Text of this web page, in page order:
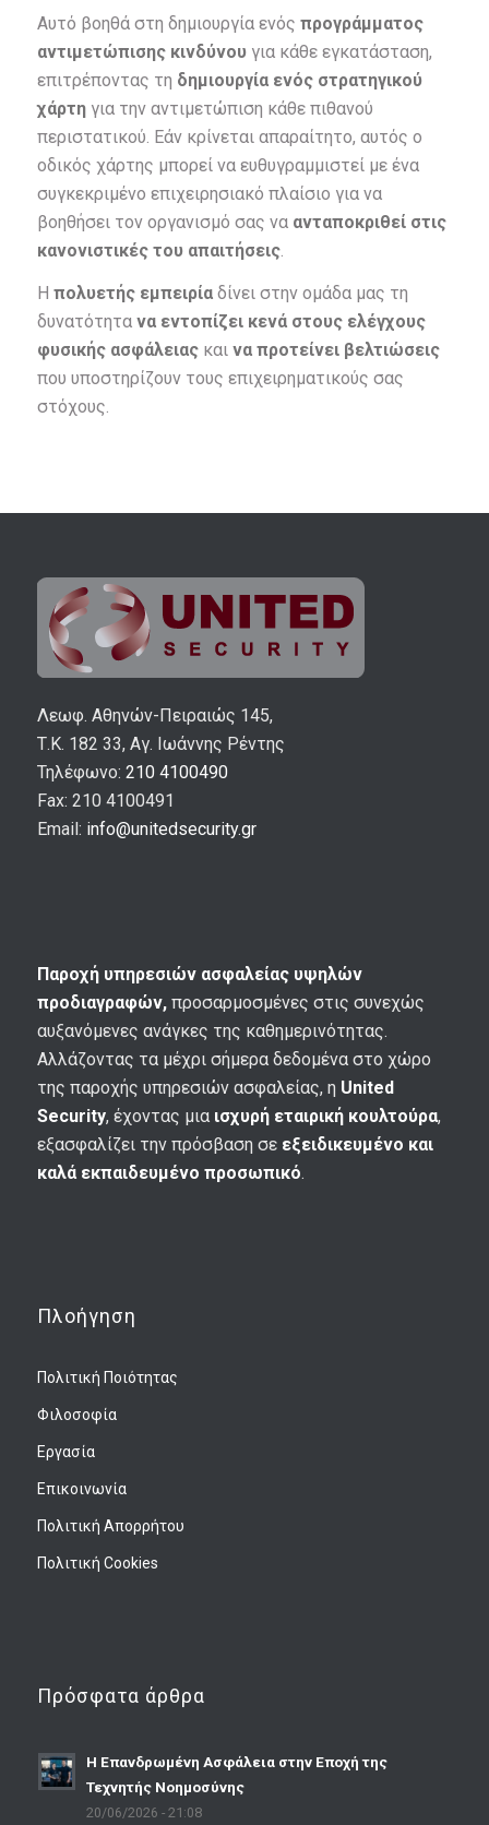
Αυτό βοηθά στη δημιουργία ενός προγράμματος
αντιμετώπισης κινδύνουγια κάθε εγκατάσταση,
επιτρέποντας τη δημιουργία ενός στρατηγικού
χάρτηγια την αντιμετώπιση κάθε πιθανού
περιστατικού. Εάν κρίνεται απαραίτητο, αυτός ο
οδικός χάρτης μπορεί να ευθυγραμμιστεί με ένα
συγκεκριμένο επιχειρησιακό πλαίσιο για να
βοηθήσει τον οργανισμό σας να ανταποκριθεί στις
κανονιστικές του απαιτήσεις.
Η πολυετής εμπειρίαδίνει στην ομάδα μας τη
δυνατότητα να εντοπίζει κενά στους ελέγχους
φυσικής ασφάλειαςκαι να προτείνει βελτιώσεις
που υποστηρίζουν τους επιχειρηματικούς σας
στόχους.
Λεωφ. Αθηνών-Πειραιώς 145,
Τ.Κ. 182 33, Αγ. Ιωάννης Ρέντης
Τηλέφωνο: 210 4100490
Fax: 210 4100491
Email: info@unitedsecurity.gr
Παροχή υπηρεσιών ασφαλείας υψηλών
προδιαγραφών,προσαρμοσμένες στις συνεχώς
αυξανόμενες ανάγκες της καθημερινότητας.
Αλλάζοντας τα μέχρι σήμερα δεδομένα στο χώρο
της παροχής υπηρεσιών ασφαλείας, η United
Security, έχοντας μια ισχυρή εταιρική κουλτούρα,
εξασφαλίζει την πρόσβαση σε εξειδικευμένο και
καλά εκπαιδευμένο προσωπικό.
Πλοήγηση
Πολιτική Ποιότητας
Φιλοσοφία
Εργασία
Επικοινωνία
Πολιτική Απορρήτου
Πολιτική Cookies
Πρόσφατα άρθρα
Η Επανδρωμένη Ασφάλεια στην Εποχή της
Τεχνητής Νοημοσύνης
20/06/2026 - 21:08